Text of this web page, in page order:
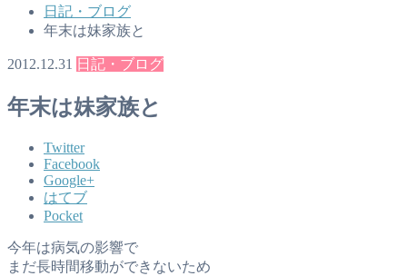
日記・ブログ
年末は妹家族と
2012.12.31 日記・ブログ
年末は妹家族と
Twitter
Facebook
Google+
はてブ
Pocket
今年は病気の影響で
まだ長時間移動ができないため